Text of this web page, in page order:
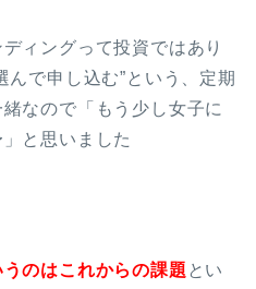
ィングって投資ではあり
んで申し込む”という、定期
なので「もう少し女子に
と思いました
のはこれからの課題 とい